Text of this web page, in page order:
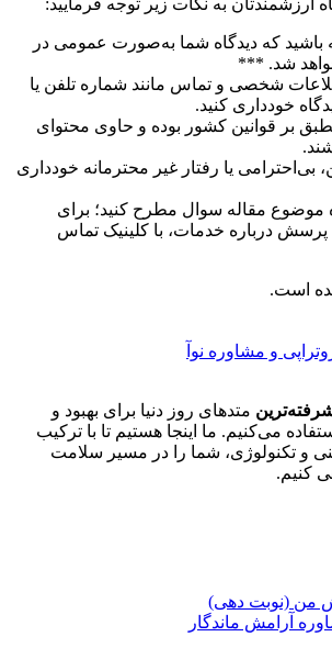
باشید که دیدگاه شما به‌صورت عمومی در
شد. ***
شخصی و تماس مانند شماره تلفن یا
خودداری کنید.
بر قوانین کشور بوده و حاوی محتوای
بی‌احترامی یا رفتار غیر محترمانه خودداری
موضوع مقاله سوال مطرح کنید؛ برای
پرسش درباره خدمات، با کلینیک تماس
است.
متدهای روز دنیا برای بهبود و
می‌کنیم. ما اینجا هستیم تا با ترکیب
و تکنولوژی، شما را در مسیر سلامت
کنیم.
من (نوبت دهی)
آرامش ماندگار